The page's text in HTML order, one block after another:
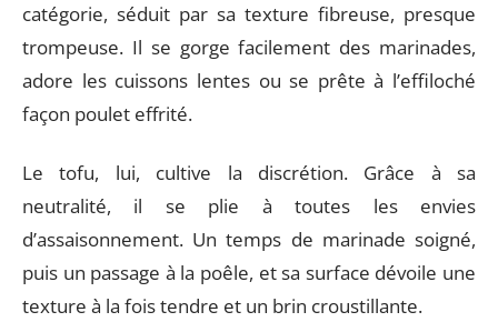
catégorie, séduit par sa texture fibreuse, presque
trompeuse. Il se gorge facilement des marinades,
adore les cuissons lentes ou se prête à l’effiloché
façon poulet effrité.
Le tofu, lui, cultive la discrétion. Grâce à sa
neutralité, il se plie à toutes les envies
d’assaisonnement. Un temps de marinade soigné,
puis un passage à la poêle, et sa surface dévoile une
texture à la fois tendre et un brin croustillante.